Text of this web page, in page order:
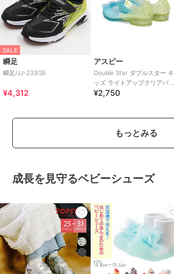
SALE
瞬足
瞬足/JJ-233/3E
¥4,312
アスビー
Double Star ダブルスター キ
ッズ ライトアップクリアバレ
エシューズ【光る靴】
¥2,750
もっとみる
成長を見守るベビーシューズ